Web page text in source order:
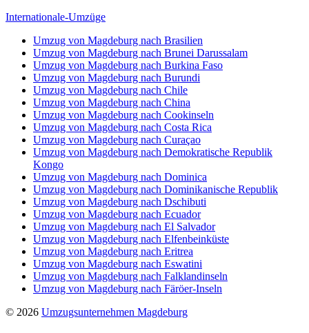
Internationale-Umzüge
Umzug von Magdeburg nach Brasilien
Umzug von Magdeburg nach Brunei Darussalam
Umzug von Magdeburg nach Burkina Faso
Umzug von Magdeburg nach Burundi
Umzug von Magdeburg nach Chile
Umzug von Magdeburg nach China
Umzug von Magdeburg nach Cookinseln
Umzug von Magdeburg nach Costa Rica
Umzug von Magdeburg nach Curaçao
Umzug von Magdeburg nach Demokratische Republik
Kongo
Umzug von Magdeburg nach Dominica
Umzug von Magdeburg nach Dominikanische Republik
Umzug von Magdeburg nach Dschibuti
Umzug von Magdeburg nach Ecuador
Umzug von Magdeburg nach El Salvador
Umzug von Magdeburg nach Elfenbeinküste
Umzug von Magdeburg nach Eritrea
Umzug von Magdeburg nach Eswatini
Umzug von Magdeburg nach Falklandinseln
Umzug von Magdeburg nach Färöer-Inseln
© 2026 Umzugsunternehmen Magdeburg